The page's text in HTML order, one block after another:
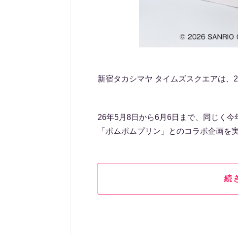
新宿タカシマヤ タイムズスクエアは、
26年5月8日から6月6日まで、同じく
「ポムポムプリン」とのコラボ企画を
続